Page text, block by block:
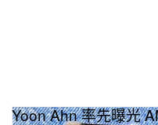
Yoon Ahn 率先曝光